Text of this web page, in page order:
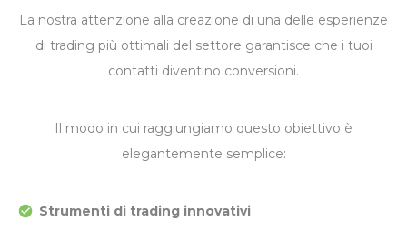
La nostra attenzione alla creazione di una delle esperienze
di trading più ottimali del settore garantisce che i tuoi
contatti diventino conversioni.
Il modo in cui raggiungiamo questo obiettivo è
elegantemente semplice:
Strumenti di trading innovativi